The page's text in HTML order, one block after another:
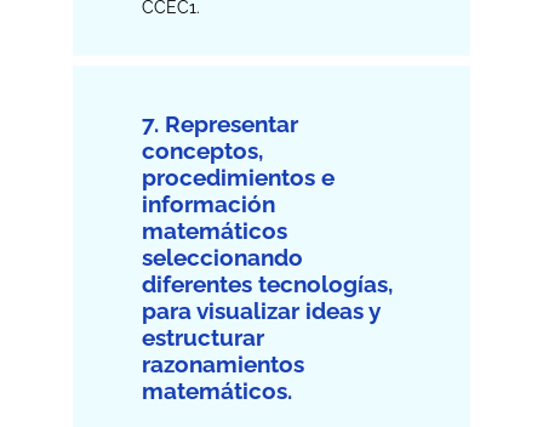
CCEC1.
7. Representar
conceptos,
procedimientos e
información
matemáticos
seleccionando
diferentes tecnologías,
para visualizar ideas y
estructurar
razonamientos
matemáticos.